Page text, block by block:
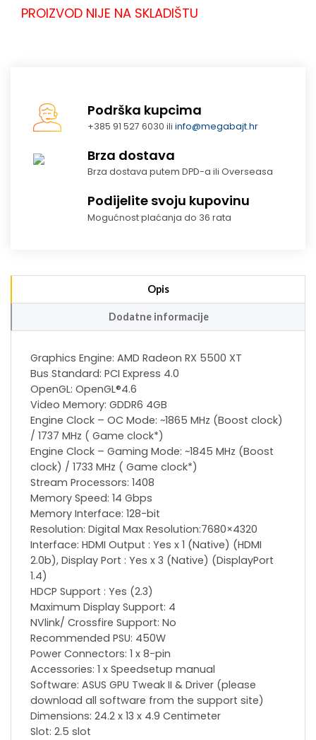
PROIZVOD NIJE NA SKLADIŠTU
Podrška kupcima
+385 91 527 6030 iliinfo@megabajt.hr
Brza dostava
Brza dostava putem DPD-a ili Overseasa
Podijelite svoju kupovinu
Mogućnost plaćanja do 36 rata
Opis
Dodatne informacije
Graphics Engine: AMD Radeon RX 5500 XT
Bus Standard: PCI Express 4.0
OpenGL: OpenGL®4.6
Video Memory: GDDR6 4GB
Engine Clock – OC Mode: ~1865 MHz (Boost clock)
/ 1737 MHz ( Game clock*)
Engine Clock – Gaming Mode: ~1845 MHz (Boost
clock) / 1733 MHz ( Game clock*)
Stream Processors: 1408
Memory Speed: 14 Gbps
Memory Interface: 128-bit
Resolution: Digital Max Resolution:7680×4320
Interface: HDMI Output : Yes x 1 (Native) (HDMI
2.0b), Display Port : Yes x 3 (Native) (DisplayPort
1.4)
HDCP Support : Yes (2.3)
Maximum Display Support: 4
NVlink/ Crossfire Support: No
Recommended PSU: 450W
Power Connectors: 1 x 8-pin
Accessories: 1 x Speedsetup manual
Software: ASUS GPU Tweak II & Driver (please
download all software from the support site)
Dimensions: 24.2 x 13 x 4.9 Centimeter
Slot: 2.5 slot